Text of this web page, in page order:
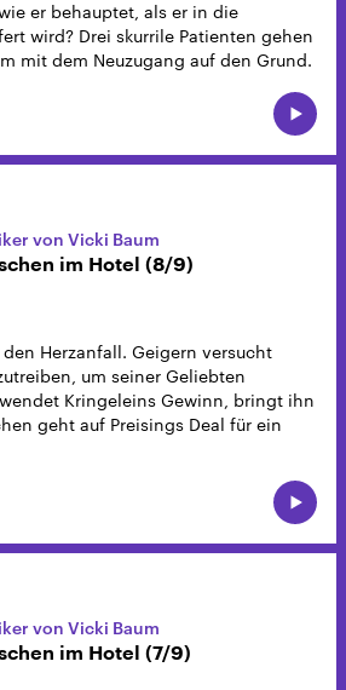
er behauptet, als er in die
wird? Drei skurrile Patienten gehen
mit dem Neuzugang auf den Grund.
von Vicki Baum
im Hotel (8/9)
Herzanfall. Geigern versucht
um seiner Geliebten
Kringeleins Gewinn, bringt ihn
geht auf Preisings Deal für ein
von Vicki Baum
im Hotel (7/9)